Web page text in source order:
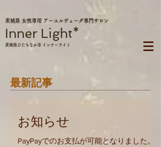
茨城県 女性専用 アーユルヴェーダ専門サロン
Inner Light*
茨城県ひたちなか市 インナーライト
最新記事
お知らせ
PayPayでのお支払が可能となりました。